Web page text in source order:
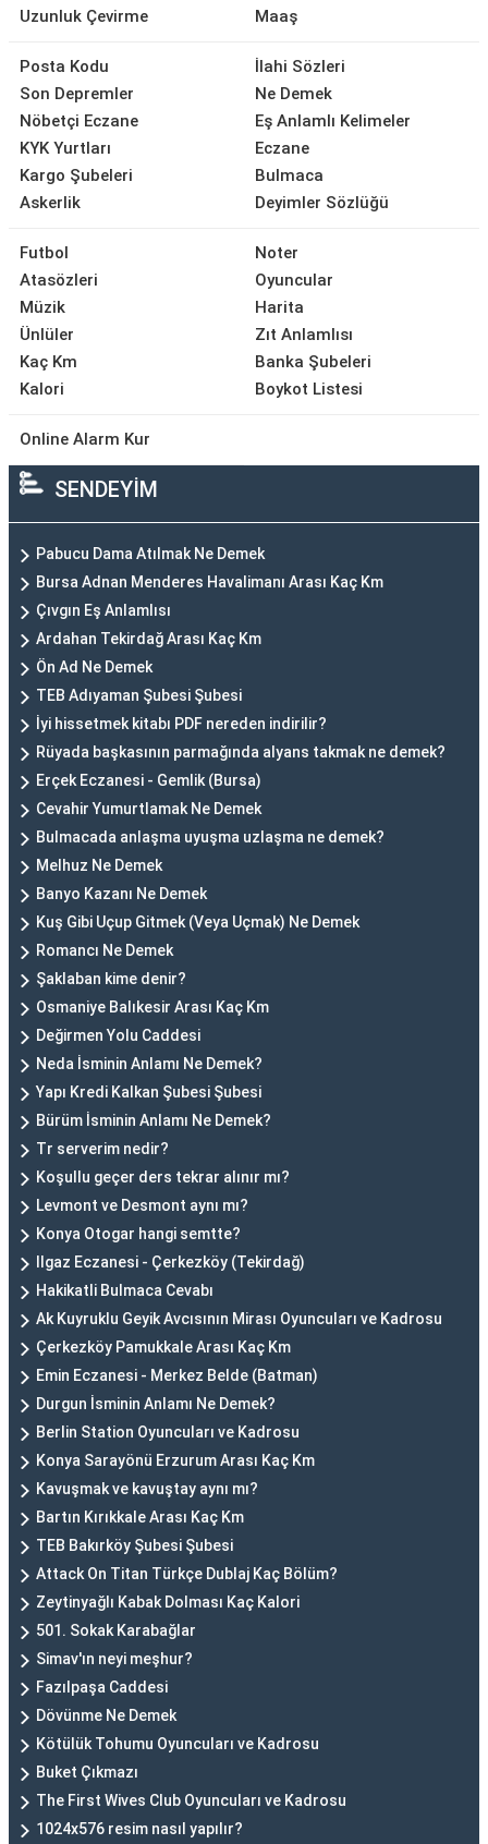
Uzunluk Çevirme
Maaş
Posta Kodu
Son Depremler
Nöbetçi Eczane
KYK Yurtları
Kargo Şubeleri
Askerlik
İlahi Sözleri
Ne Demek
Eş Anlamlı Kelimeler
Eczane
Bulmaca
Deyimler Sözlüğü
Futbol
Atasözleri
Müzik
Ünlüler
Kaç Km
Kalori
Noter
Oyuncular
Harita
Zıt Anlamlısı
Banka Şubeleri
Boykot Listesi
Online Alarm Kur
SENDEYİM
Pabucu Dama Atılmak Ne Demek
Bursa Adnan Menderes Havalimanı Arası Kaç Km
Çıvgın Eş Anlamlısı
Ardahan Tekirdağ Arası Kaç Km
Ön Ad Ne Demek
TEB Adıyaman Şubesi Şubesi
İyi hissetmek kitabı PDF nereden indirilir?
Rüyada başkasının parmağında alyans takmak ne demek?
Erçek Eczanesi - Gemlik (Bursa)
Cevahir Yumurtlamak Ne Demek
Bulmacada anlaşma uyuşma uzlaşma ne demek?
Melhuz Ne Demek
Banyo Kazanı Ne Demek
Kuş Gibi Uçup Gitmek (Veya Uçmak) Ne Demek
Romancı Ne Demek
Şaklaban kime denir?
Osmaniye Balıkesir Arası Kaç Km
Değirmen Yolu Caddesi
Neda İsminin Anlamı Ne Demek?
Yapı Kredi Kalkan Şubesi Şubesi
Bürüm İsminin Anlamı Ne Demek?
Tr serverim nedir?
Koşullu geçer ders tekrar alınır mı?
Levmont ve Desmont aynı mı?
Konya Otogar hangi semtte?
Ilgaz Eczanesi - Çerkezköy (Tekirdağ)
Hakikatli Bulmaca Cevabı
Ak Kuyruklu Geyik Avcısının Mirası Oyuncuları ve Kadrosu
Çerkezköy Pamukkale Arası Kaç Km
Emin Eczanesi - Merkez Belde (Batman)
Durgun İsminin Anlamı Ne Demek?
Berlin Station Oyuncuları ve Kadrosu
Konya Sarayönü Erzurum Arası Kaç Km
Kavuşmak ve kavuştay aynı mı?
Bartın Kırıkkale Arası Kaç Km
TEB Bakırköy Şubesi Şubesi
Attack On Titan Türkçe Dublaj Kaç Bölüm?
Zeytinyağlı Kabak Dolması Kaç Kalori
501. Sokak Karabağlar
Simav'ın neyi meşhur?
Fazılpaşa Caddesi
Dövünme Ne Demek
Kötülük Tohumu Oyuncuları ve Kadrosu
Buket Çıkmazı
The First Wives Club Oyuncuları ve Kadrosu
1024x576 resim nasıl yapılır?